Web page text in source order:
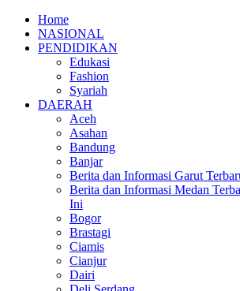
Home
NASIONAL
PENDIDIKAN
Edukasi
Fashion
Syariah
DAERAH
Aceh
Asahan
Bandung
Banjar
Berita dan Informasi Garut
Berita dan Informasi Medan
Ini
Bogor
Brastagi
Ciamis
Cianjur
Dairi